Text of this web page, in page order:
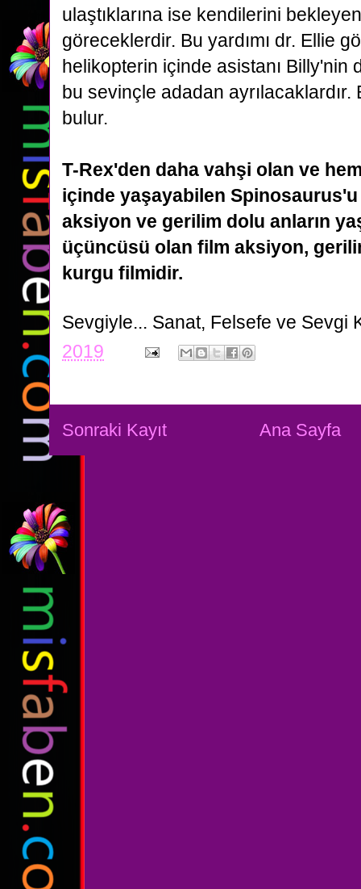
ulaştıklarına ise kendilerini
göreceklerdir. Bu yardımı dr. Ellie
helikopterin içinde asistanı Billy'nin
bu sevinçle adadan
bulur.
T-Rex'den daha vahşi olan ve
içinde yaşayabilen
aksiyon ve gerilim dolu anların
üçüncüsü olan film aksiyon,
kurgu filmidir.
Sevgiyle... Sanat, Felsefe ve Sevgi
2019
Sonraki Kayıt Ana Sayfa